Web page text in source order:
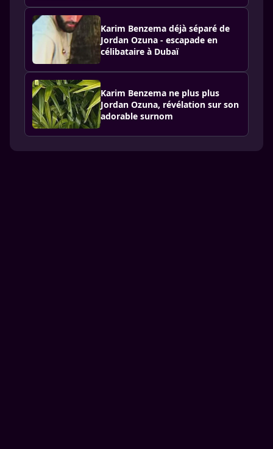
Karim Benzema déjà séparé de
Jordan Ozuna - escapade en
célibataire à Dubaï
Karim Benzema ne plus plus
Jordan Ozuna, révélation sur son
adorable surnom